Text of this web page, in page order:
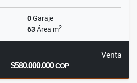
0Garaje
63Área m2
Venta
$580.000.000COP